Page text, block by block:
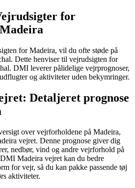
for
for Madeira, vil du ofte støde på
Dette henviser til vejrudsigten for
DMI leverer pålidelige vejrprognoser,
og aktiviteter uden bekymringer.
Detaljeret prognose
over vejrforholdene på Madeira,
vejret. Denne prognose giver dig
nedbør, vind og andre vejrforhold på
Madeira vejret kan du bedre
for vejr, så du kan pakke passende tøj
aktiviteter.